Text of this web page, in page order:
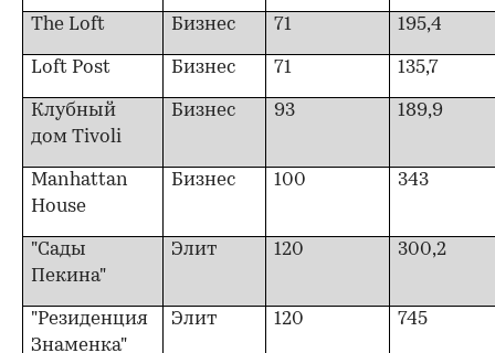
The Loft Бизнес 71 195,4
Loft Post Бизнес 71 135,7
Клубный
дом Tivoli
Бизнес 93 189,9
Manhattan
House
Бизнес 100 343
"Сады
Пекина"
Элит 120 300,2
"Резиденция
Знаменка"
Элит 120 745